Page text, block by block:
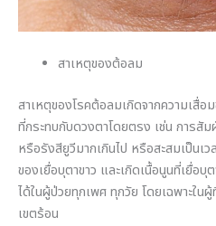
สาเหตุของต้อลม
สาเหตุของโรคต้อลมเกิดจากความเสื่อ
ที่กระทบกับดวงตาโดยตรง เช่น การสั
หรือรังสียูวีมากเกินไป หรือสะสมเป็นเว
ของเยื่อบุตาขาว และเกิดเนื้อนูนที่เยื่อ
ได้ในผู้ป่วยทุกเพศ ทุกวัย โดยเฉพาะใน
เขตร้อน